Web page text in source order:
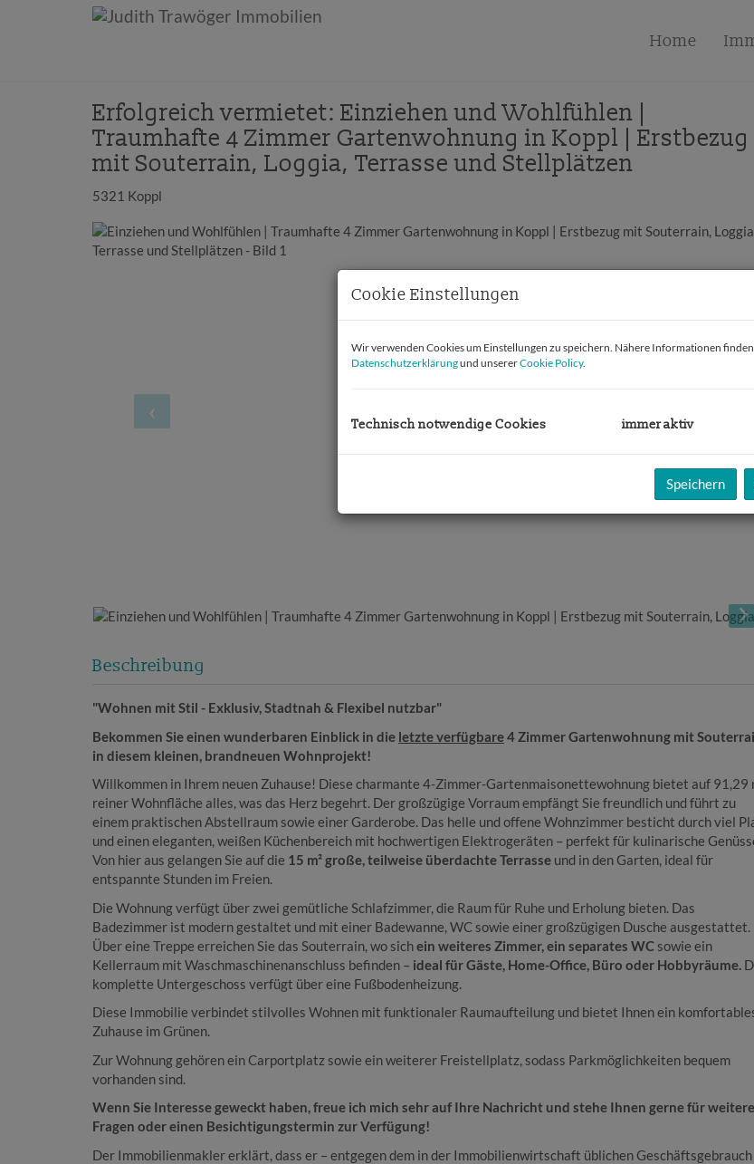
Home
Erfolgreich vermietet: Einziehen und Wohlfühlen |
Traumhafte 4 Zimmer Gartenwohnung in Koppl | Erstbezug
mit Souterrain, Loggia, Terrasse und Stellplätzen
5321 Koppl
Beschreibung
"Wohnen mit Stil - Exklusiv, Stadtnah & Flexibel nutzbar"
Bekommen Sie einen wunderbaren Einblick in die letzte verfügbare4 Zimmer Gartenwohnung mit
in diesem kleinen, brandneuen Wohnprojekt!
Willkommen in Ihrem neuen Zuhause! Diese charmante 4-Zimmer-Gartenmaisonettewohnung bietet auf 91,29
reiner Wohnfläche alles, was das Herz begehrt. Der großzügige Vorraum empfängt Sie freundlich und führt zu
einem praktischen Abstellraum sowie einer Garderobe. Das helle und offene Wohnzimmer besticht durch viel
und einen eleganten, weißen Küchenbereich mit hochwertigen Elektrogeräten – perfekt für kulinarische
Von hier aus gelangen Sie auf die 15 m² große, teilweise überdachte Terrasse und in den Garten, ideal für
entspannte Stunden im Freien.
Die Wohnung verfügt über zwei gemütliche Schlafzimmer, die Raum für Ruhe und Erholung bieten. Das
Badezimmer ist modern gestaltet und mit einer Badewanne, WC sowie einer großzügigen Dusche ausgestattet.
Über eine Treppe erreichen Sie das Souterrain, wo sichein weiteres Zimmer, ein separates WC sowie ein
Kellerraum mit Waschmaschinenanschluss befinden – ideal für Gäste, Home-Office, Büro oder Hobbyräume.
komplette Untergeschoss verfügt über eine Fußbodenheizung.
Diese Immobilie verbindet stilvolles Wohnen mit funktionaler Raumaufteilung und bietet Ihnen ein
Zuhause im Grünen.
Zur Wohnung gehören ein Carportplatz sowie ein weiterer Freistellplatz, sodass Parkmöglichkeiten bequem
vorhanden sind.
Wenn Sie Interesse geweckt haben, freue ich mich sehr auf Ihre Nachricht und stehe Ihnen gerne für weitere
Fragen oder einen Besichtigungstermin zur Verfügung!
Der Immobilienmakler erklärt, dass er – entgegen dem in der Immobilienwirtschaft üblichen Geschäftsgebrauch
Cookie Einstellungen
Wir verwenden Cookies um Einstellungen zu speichern. Nähere Informationen
Datenschutzerklärungund unsererCookie Policy.
Technisch notwendige Cookies immer aktiv
Speichern